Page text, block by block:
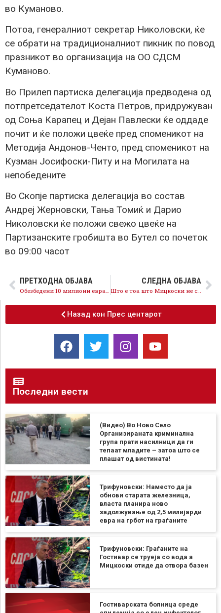
во Куманово.
Потоа, генералниот секретар Николовски, ќе
се обрати на традиционалниот пикник по повод
празникот во организација на ОО СДСМ
Куманово.
Во Прилеп партиска делегација предводена од
потпретседателот Коста Петров, придружуван
од Соња Карапец и Дејан Павлески ќе оддаде
почит и ќе положи цвеќе пред споменикот на
Методија Андонов-Ченто, пред споменикот на
Кузман Јосифоски-Питу и на Могилата на
непобедените
Во Скопје партиска делегација во состав
Андреј Жерновски, Тања Томиќ и Дарио
Николовски ќе положи свежо цвеќе на
Партизанските гробишта во Бутел со почеток
во 09:00 часот
ПРЕТХОДНА ОБЈАВА
Обезбедени 10 милиони евра за субвенционирање на 10.000 семејства за набавка на инвертори, мерките за чист воздух се на прав пат
СЛЕДНА ОБЈАВА
Што е тоа што Мицкоски не сака да се открие за неговите хидроцентрали?
Назад кон Прес центарот
Последни вести
(Видео) Во Ново Село
Организираната криминална
група прати насилници да ги
тепаат младите – затоа што се
плашат од вистината!
Трифуновски: Наместо да ја
обнови старата железница,
власта планира ново
задолжување од 2,5 милијарди
евра на грбот на граѓаните
Трифуновски: Граѓаните на
Гостивар се труеја со вода а
Мицкоски отиде да отвора базен
Гостиварската болница среде